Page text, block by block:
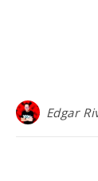
Edgar